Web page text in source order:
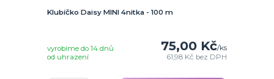
Klubíčko Daisy MINI 4nitka - 100 m
75,00 Kč/ks
61,98 Kč bez DPH
vyrobíme do 14 dnů
od uhrazení